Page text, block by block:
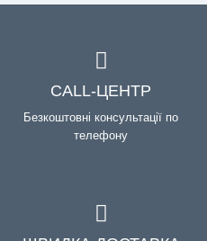
CALL-ЦЕНТР
Безкоштовні консультації по
телефону